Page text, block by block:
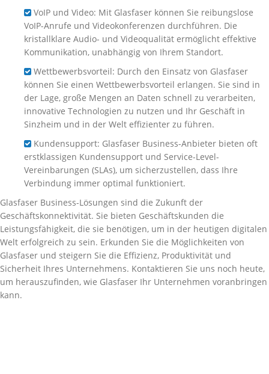
VoIP und Video: Mit Glasfaser können Sie reibungslose
VoIP-Anrufe und Videokonferenzen durchführen. Die
kristallklare Audio- und Videoqualität ermöglicht effektive
Kommunikation, unabhängig von Ihrem Standort.
Wettbewerbsvorteil: Durch den Einsatz von Glasfaser
können Sie einen Wettbewerbsvorteil erlangen. Sie sind in
der Lage, große Mengen an Daten schnell zu verarbeiten,
innovative Technologien zu nutzen und Ihr Geschäft in
Sinzheim und in der Welt effizienter zu führen.
Kundensupport: Glasfaser Business-Anbieter bieten oft
erstklassigen Kundensupport und Service-Level-
Vereinbarungen (SLAs), um sicherzustellen, dass Ihre
Verbindung immer optimal funktioniert.
Glasfaser Business-Lösungen sind die Zukunft der
Geschäftskonnektivität. Sie bieten Geschäftskunden die
Leistungsfähigkeit, die sie benötigen, um in der heutigen digitalen
Welt erfolgreich zu sein. Erkunden Sie die Möglichkeiten von
Glasfaser und steigern Sie die Effizienz, Produktivität und
Sicherheit Ihres Unternehmens. Kontaktieren Sie uns noch heute,
um herauszufinden, wie Glasfaser Ihr Unternehmen voranbringen
kann.